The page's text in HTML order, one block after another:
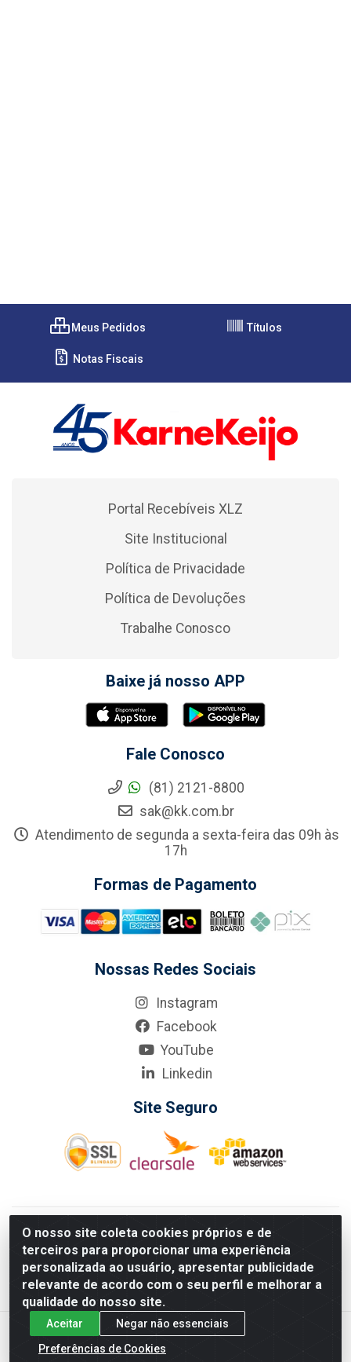
O nosso site coleta cookies próprios e de
terceiros para proporcionar uma experiência
personalizada ao usuário, apresentar publicidade
relevante de acordo com o seu perfil e melhorar a
qualidade do nosso site.
Aceitar
Negar não essenciais
Preferências de Cookies
Meus Pedidos Títulos
Notas Fiscais
Portal Recebíveis XLZ
Site Institucional
Política de Privacidade
Política de Devoluções
Trabalhe Conosco
Baixe já nosso APP
Fale Conosco
(81) 2121-8800
sak@kk.com.br
Atendimento de segunda a sexta-feira das 09h às
17h
Formas de Pagamento
Nossas Redes Sociais
Instagram
Facebook
YouTube
Linkedin
Site Seguro
KarneKeijo Logistica Integrada LTDA - Rod. Br-101 Sul, nº3700
- Barro, Recife/PE, 50900-400 CNPJ: 24.150.377/0001-95
Estados atendidos pela KarneKeijo: PE, PB e RN.